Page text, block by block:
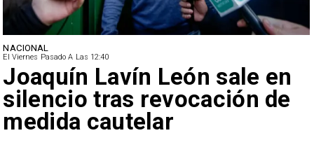
NACIONAL
El Viernes Pasado A Las 12:40
Joaquín Lavín León sale en
silencio tras revocación de
medida cautelar